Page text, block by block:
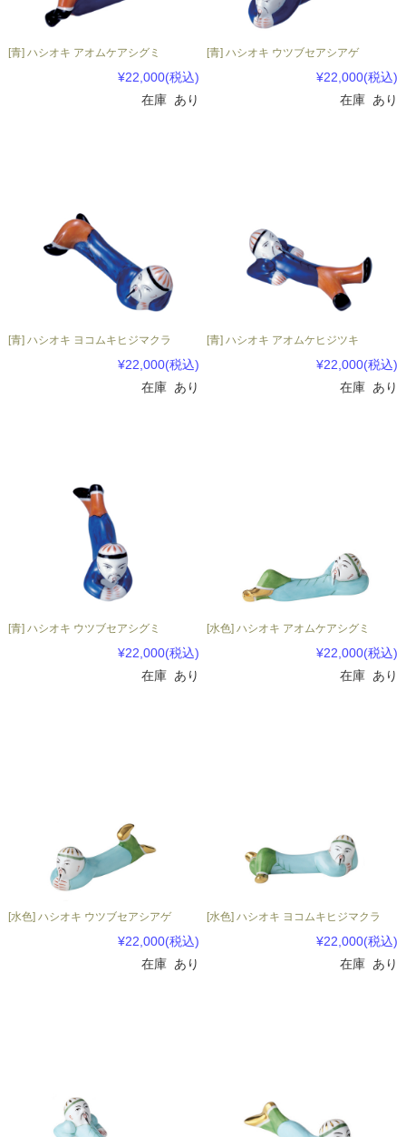
[青] ハシオキ アオムケアシグミ
¥22,000(税込)
在庫 あり
[青] ハシオキ ウツブセアシアゲ
¥22,000(税込)
在庫 あり
[青] ハシオキ ヨコムキヒジマクラ
¥22,000(税込)
在庫 あり
[青] ハシオキ アオムケヒジツキ
¥22,000(税込)
在庫 あり
[青] ハシオキ ウツブセアシグミ
¥22,000(税込)
在庫 あり
[水色] ハシオキ アオムケアシグミ
¥22,000(税込)
在庫 あり
[水色] ハシオキ ウツブセアシアゲ
¥22,000(税込)
在庫 あり
[水色] ハシオキ ヨコムキヒジマクラ
¥22,000(税込)
在庫 あり